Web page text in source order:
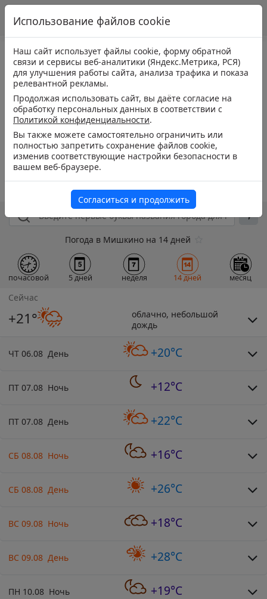
Погода в Мишкино на 14 дней
почасовой 5 дней неделя 14 дней месяц
Сейчас
+21°
облачно, небольшой
дождь
ЧТ 06.08 День +20°C
ПТ 07.08 Ночь +12°C
ПТ 07.08 День +22°C
СБ 08.08 Ночь +16°C
СБ 08.08 День +26°C
ВС 09.08 Ночь +18°C
ВС 09.08 День +28°C
ПН 10.08 Ночь +19°C
Использование файлов cookie
Наш сайт использует файлы cookie, форму обратной
связи и сервисы веб-аналитики (Яндекс.Метрика, РСЯ)
для улучшения работы сайта, анализа трафика и показа
релевантной рекламы.
Продолжая использовать сайт, вы даёте согласие на
обработку персональных данных в соответствии с
Политикой конфиденциальности.
Вы также можете самостоятельно ограничить или
полностью запретить сохранение файлов cookie,
изменив соответствующие настройки безопасности в
вашем веб-браузере.
Согласиться и продолжить